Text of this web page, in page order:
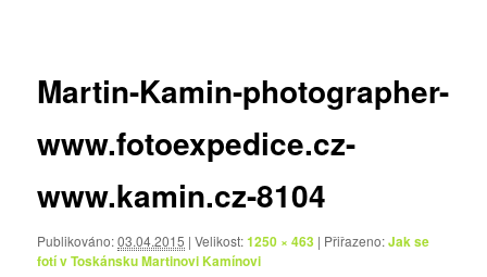
Martin-Kamin-photographer-
www.fotoexpedice.cz-
www.kamin.cz-8104
Publikováno:03.04.2015 | Velikost:1250 × 463 | Přiřazeno:Jak se
fotí v Toskánsku Martinovi Kamínovi